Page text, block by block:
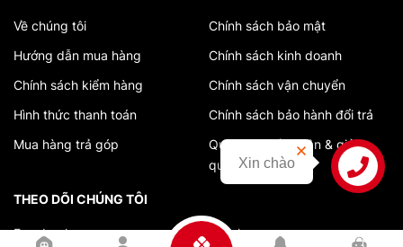
Về chúng tôi
Hướng dẫn mua hàng
Chính sách kiểm hàng
Hình thức thanh toán
Mua hàng trả góp
Chính sách bảo mật
Chính sách kinh doanh
Chính sách vận chuyển
Chính sách bảo hành đổi trả
Quy trình tiếp nhận & giải
quyết khiếu nại
THEO DÕI CHÚNG TÔI
Facebook Tiktok
0
Liên hệ
Xin chào